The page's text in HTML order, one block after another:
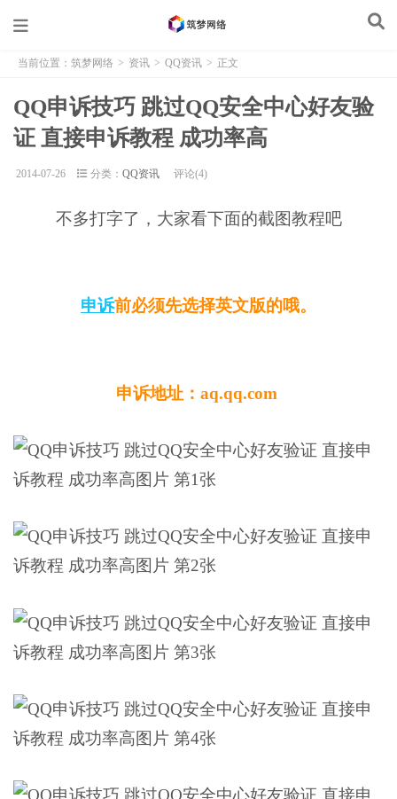
当前位置： 筑梦网络 > 资讯 > QQ资讯 > 正文
QQ申诉技巧 跳过QQ安全中心好友验
证 直接申诉教程 成功率高
2014-07-26 分类： QQ资讯 评论(4)
不多打字了，大家看下面的截图教程吧
申诉前必须先选择英文版的哦。
申诉地址：aq.qq.com